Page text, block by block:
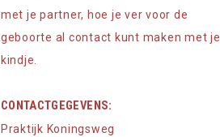
met je partner, hoe je ver voor de
geboorte al contact kunt maken met je
kindje.
CONTACTGEGEVENS:
Praktijk Koningsweg